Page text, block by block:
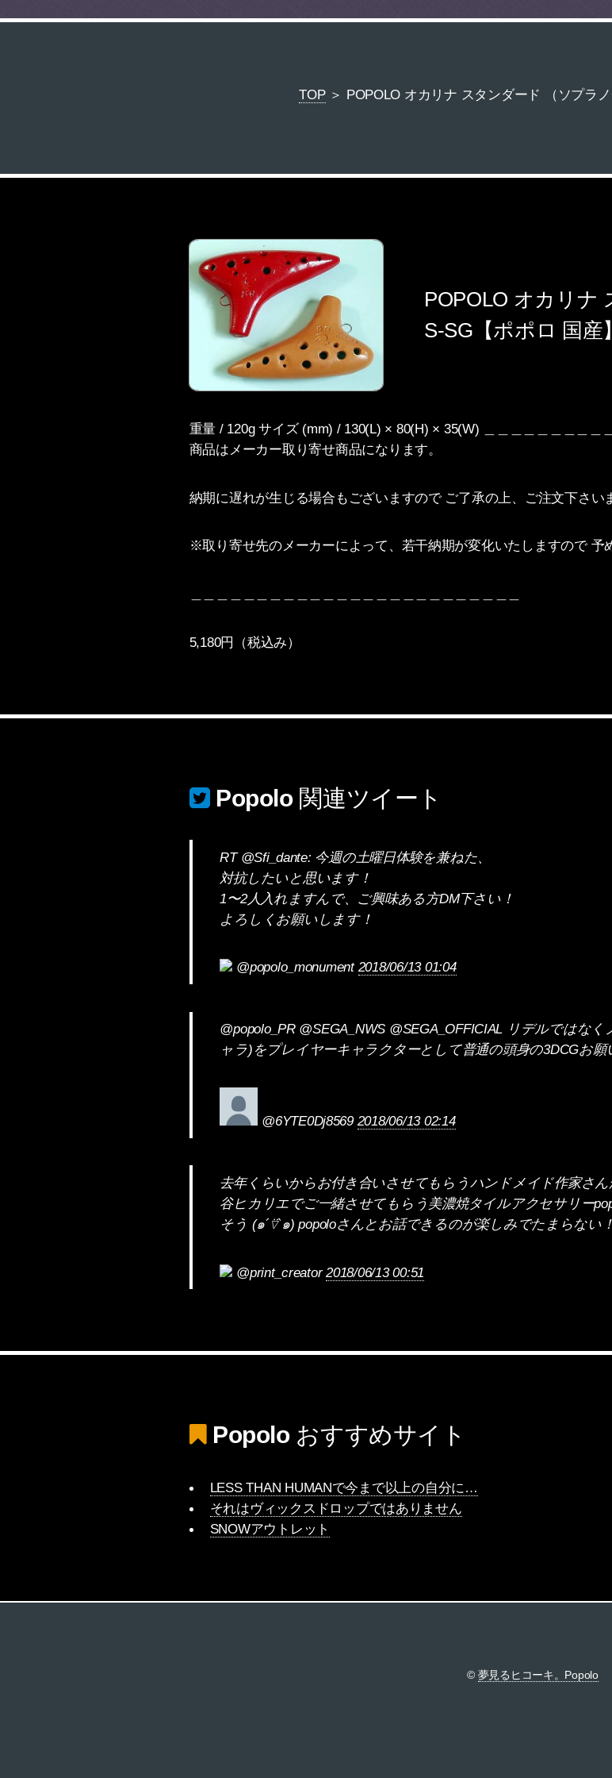
TOP＞ POPOLO オカリナ スタンダード （ソプラノ
POPOLO オカリナ
S-SG【ポポロ 国産】
重量 / 120g サイズ (mm) / 130(L) × 80(H) × 35(W) ＿＿＿＿＿＿＿＿
商品はメーカー取り寄せ商品になります。
納期に遅れが生じる場合もございますので ご了承の上、ご注文下さい
※取り寄せ先のメーカーによって、若干納期が変化いたしますので 予
5,180円（税込み）
Popolo関連ツイート
RT @Sfi_dante: 今週の土曜日体験を兼ねた、
対抗したいと思います！
1〜2人入れますんで、ご興味ある方DM下さい！
よろしくお願いします！
@popolo_monument 2018/06/13 01:04
@popolo_PR @SEGA_NWS @SEGA_OFFICIAL リデルではな
ャラ)をプレイヤーキャラクターとして普通の頭身の3DCGお願
@6YTE0Dj8569 2018/06/13 02:14
去年くらいからお付き合いさせてもらうハンドメイド作家さ
谷ヒカリエでご一緒させてもらう美濃焼タイルアクセサリー
そう (๑´⍢`๑) popoloさんとお話できるのが楽しみでたまらない！
@print_creator2018/06/13 00:51
Popoloおすすめサイト
LESS THAN HUMANで今まで以上の自分に…
それはヴィックスドロップではありません
SNOWアウトレット
© 夢見るヒコーキ。Popolo